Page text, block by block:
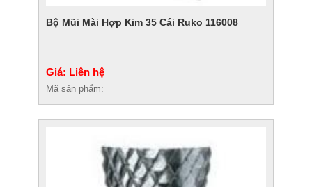
Bộ Mũi Mài Hợp Kim 35 Cái Ruko 116008
Giá: Liên hệ
Mã sản phẩm: